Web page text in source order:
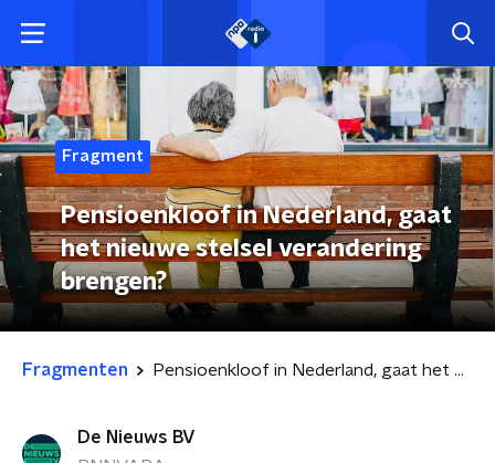
Fragment
Pensioenkloof in Nederland, gaat
het nieuwe stelsel verandering
brengen?
Fragmenten Pensioenkloof in Nederland, gaat het nieuwe stelsel verandering brengen?
De Nieuws BV